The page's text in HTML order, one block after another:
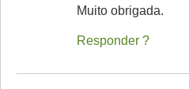
Muito obrigada.
Responder